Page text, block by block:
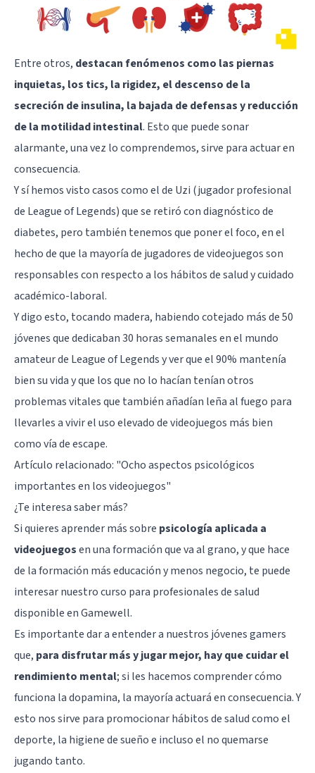
Entre otros, destacan fenómenos como las piernas
inquietas, los tics, la rigidez, el descenso de la
secreción de insulina, la bajada de defensas y reducción
de la motilidad intestinal. Esto que puede sonar
alarmante, una vez lo comprendemos, sirve para actuar en
consecuencia.
Y sí hemos visto casos como el de Uzi (jugador profesional
de League of Legends) que se retiró con diagnóstico de
diabetes, pero también tenemos que poner el foco, en el
hecho de que la mayoría de jugadores de videojuegos son
responsables con respecto a los hábitos de salud y cuidado
académico-laboral.
Y digo esto, tocando madera, habiendo cotejado más de 50
jóvenes que dedicaban 30 horas semanales en el mundo
amateur de League of Legends y ver que el 90% mantenía
bien su vida y que los que no lo hacían tenían otros
problemas vitales que también añadían leña al fuego para
llevarles a vivir el uso elevado de videojuegos más bien
como vía de escape.
Artículo relacionado: "Ocho aspectos psicológicos
importantes en los videojuegos"
¿Te interesa saber más?
Si quieres aprender más sobre psicología aplicada a
videojuegosen una formación que va al grano, y que hace
de la formación más educación y menos negocio, te puede
interesar nuestro curso para profesionales de salud
disponible en Gamewell.
Es importante dar a entender a nuestros jóvenes gamers
que, para disfrutar más y jugar mejor, hay que cuidar el
rendimiento mental; si les hacemos comprender cómo
funciona la dopamina, la mayoría actuará en consecuencia. Y
esto nos sirve para promocionar hábitos de salud como el
deporte, la higiene de sueñoe incluso el no quemarse
jugando tanto.